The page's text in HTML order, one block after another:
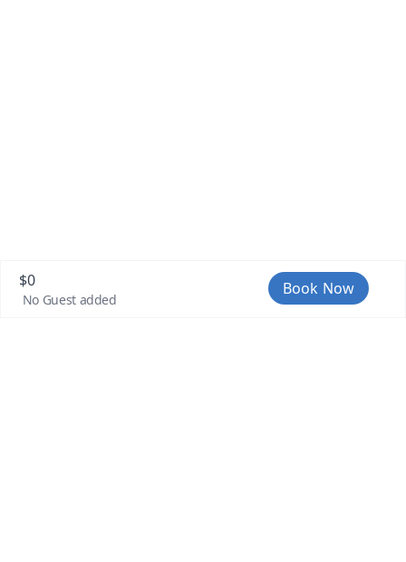
$0
No Guest added
Book Now